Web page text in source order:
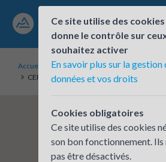
Accueil
Établissements inscrits
CERA - BELLEGARDE S/VALSERHONE
Ce site utilise des
donne le contrôle sur
souhaitez activer
En savoir plus sur la gestion
données et vos droits
Cookies obligatoires
Ce site utilise des cookies
son bon fonctionnement. Ils
pas être désactivés.